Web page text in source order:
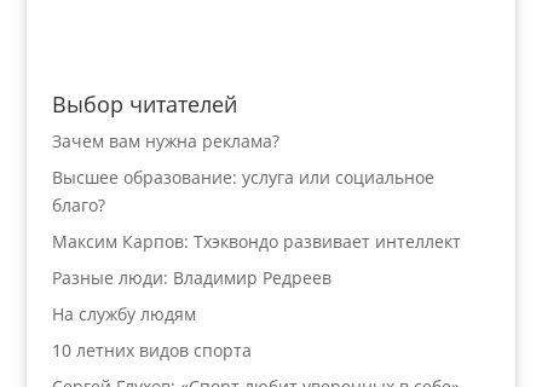
Выбор читателей
Зачем вам нужна реклама?
Высшее образование: услуга или социальное
благо?
Максим Карпов: Тхэквондо развивает интеллект
Разные люди: Владимир Редреев
На службу людям
10 летних видов спорта